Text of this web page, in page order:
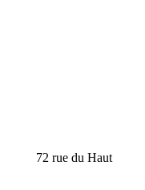
72 rue du Haut